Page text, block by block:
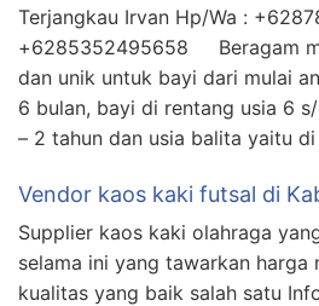
Terjangkau Irvan Hp/Wa :
+6285352495658 Beragam
dan unik untuk bayi dari mulai
6 bulan, bayi di rentang usia 6
– 2 tahun dan usia balita yaitu
Vendor kaos kaki futsal di
Supplier kaos kaki olahraga
selama ini yang tawarkan harga
kualitas yang baik salah satu